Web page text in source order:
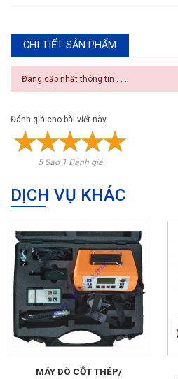
CHI TIẾT SẢN PHẨM
Đang cập nhật thông tin . . .
Đánh giá cho bài viết này
5 Sao 1 Đánh giá
DỊCH VỤ KHÁC
MÁY DÒ CỐT THÉP/